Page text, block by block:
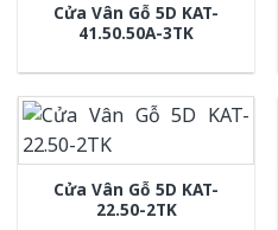
Cửa Vân Gỗ 5D KAT-
41.50.50A-3TK
Cửa Vân Gỗ 5D KAT-
22.50-2TK